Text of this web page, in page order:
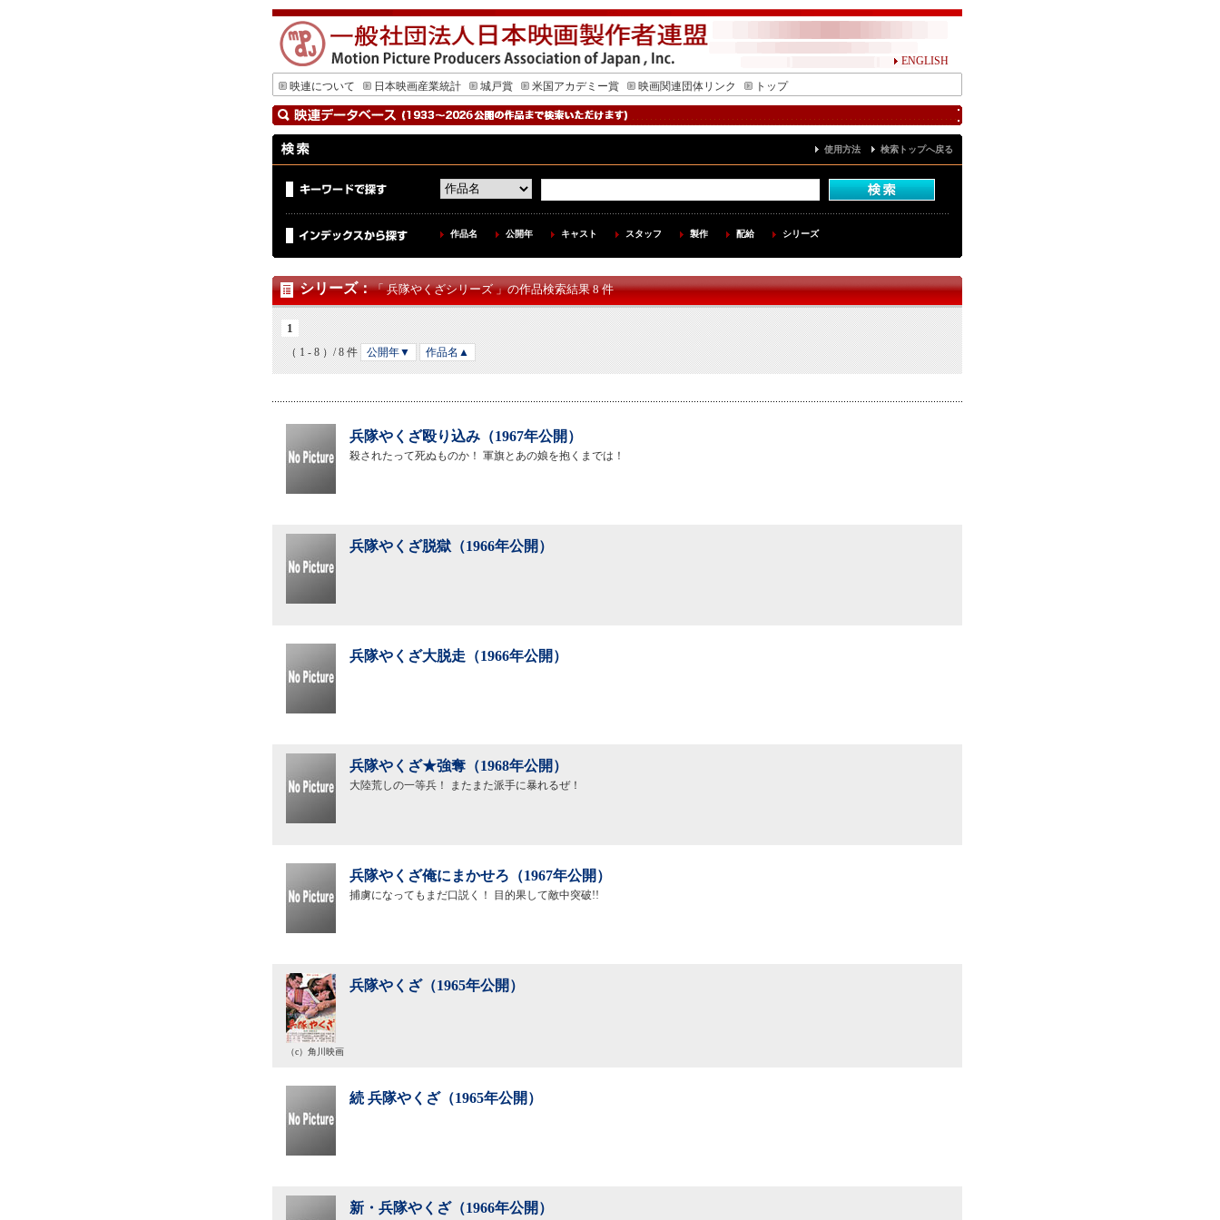
ENGLISH
映連について
日本映画産業統計 城戸賞 米国アカデミー賞 映画関連団体リンク トップ
使用方法 検索トップへ戻る
作品名 公開年 キャスト スタッフ 製作 配給 シリーズ
シリーズ：「 兵隊やくざシリーズ 」の作品検索結果 8 件
1
（ 1 - 8 ）/ 8 件 公開年▼ 作品名▲
兵隊やくざ殴り込み（1967年公開）
殺されたって死ぬものか！ 軍旗とあの娘を抱くまでは！
兵隊やくざ脱獄（1966年公開）
兵隊やくざ大脱走（1966年公開）
兵隊やくざ★強奪（1968年公開）
大陸荒しの一等兵！ またまた派手に暴れるぜ！
兵隊やくざ俺にまかせろ（1967年公開）
捕虜になってもまだ口説く！ 目的果して敵中突破!!
兵隊やくざ（1965年公開）
（c）角川映画
続 兵隊やくざ（1965年公開）
新・兵隊やくざ（1966年公開）